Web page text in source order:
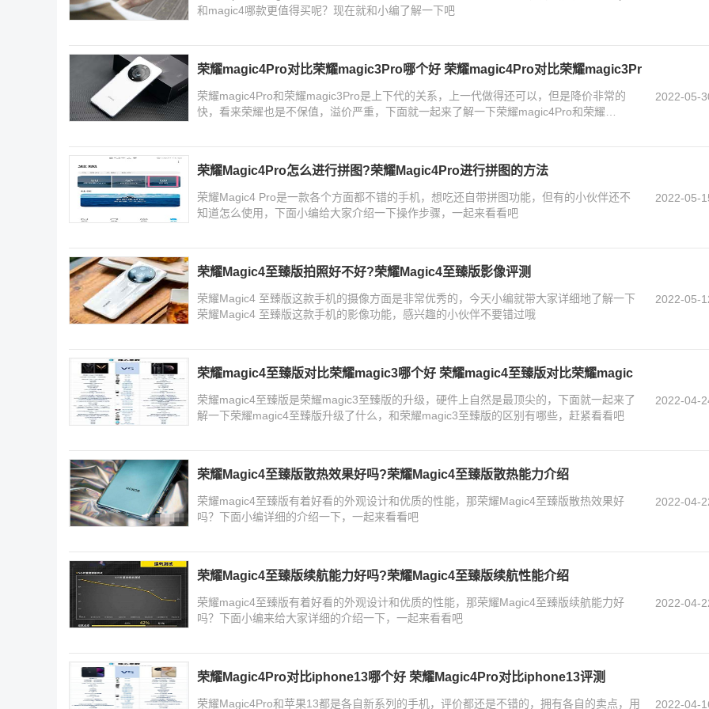
和magic4哪款更值得买呢？现在就和小编了解一下吧
荣耀magic4Pro对比荣耀magic3Pro哪个好 荣耀magic4Pro对比荣耀magic3Pr
荣耀magic4Pro和荣耀magic3Pro是上下代的关系，上一代做得还可以，但是降价非常的
快，看来荣耀也是不保值，溢价严重，下面就一起来了解一下荣耀magic4Pro和荣耀
2022-05-
荣耀Magic4Pro怎么进行拼图?荣耀Magic4Pro进行拼图的方法
荣耀Magic4 Pro是一款各个方面都不错的手机，想吃还自带拼图功能，但有的小伙伴还不
知道怎么使用，下面小编给大家介绍一下操作步骤，一起来看看吧
2022-05-
荣耀Magic4至臻版拍照好不好?荣耀Magic4至臻版影像评测
荣耀Magic4 至臻版这款手机的摄像方面是非常优秀的，今天小编就带大家详细地了解一下
荣耀Magic4 至臻版这款手机的影像功能，感兴趣的小伙伴不要错过哦
2022-05-
荣耀magic4至臻版对比荣耀magic3哪个好 荣耀magic4至臻版对比荣耀magic
荣耀magic4至臻版是荣耀magic3至臻版的升级，硬件上自然是最顶尖的，下面就一起来了
解一下荣耀magic4至臻版升级了什么，和荣耀magic3至臻版的区别有哪些，赶紧看看吧
2022-04-
荣耀Magic4至臻版散热效果好吗?荣耀Magic4至臻版散热能力介绍
荣耀magic4至臻版有着好看的外观设计和优质的性能，那荣耀Magic4至臻版散热效果好
吗？下面小编详细的介绍一下，一起来看看吧
2022-04-
荣耀Magic4至臻版续航能力好吗?荣耀Magic4至臻版续航性能介绍
荣耀magic4至臻版有着好看的外观设计和优质的性能，那荣耀Magic4至臻版续航能力好
吗？下面小编来给大家详细的介绍一下，一起来看看吧
2022-04-
荣耀Magic4Pro对比iphone13哪个好 荣耀Magic4Pro对比iphone13评测
荣耀Magic4Pro和苹果13都是各自新系列的手机，评价都还是不错的，拥有各自的卖点，用 2022-04-